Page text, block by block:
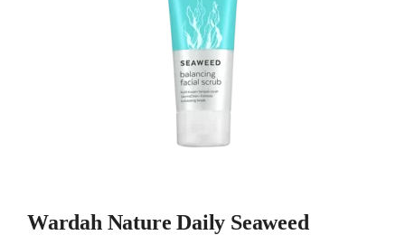
Wardah Nature Daily Seaweed